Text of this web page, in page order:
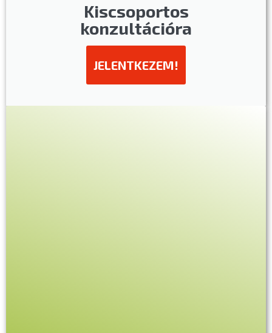
Kiscsoportos
konzultációra
JELENTKEZEM!